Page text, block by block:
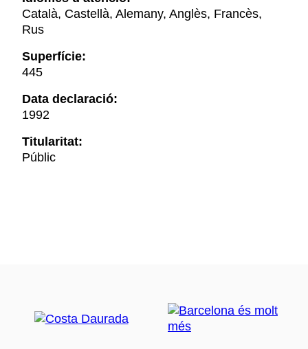
Català, Castellà, Alemany, Anglès, Francès,
Rus
Superfície:
445
Data declaració:
1992
Titularitat:
Públic